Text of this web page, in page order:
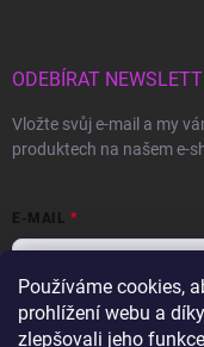
Používáme cookies,
prohlížení webu a
zlepšovali jeho
ODEBÍRAT
Vložte svůj e-mail a my
produktech na našem e-
E-MAIL
Vložením e-mailu